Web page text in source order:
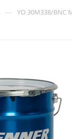
— YO 30M338/BNC